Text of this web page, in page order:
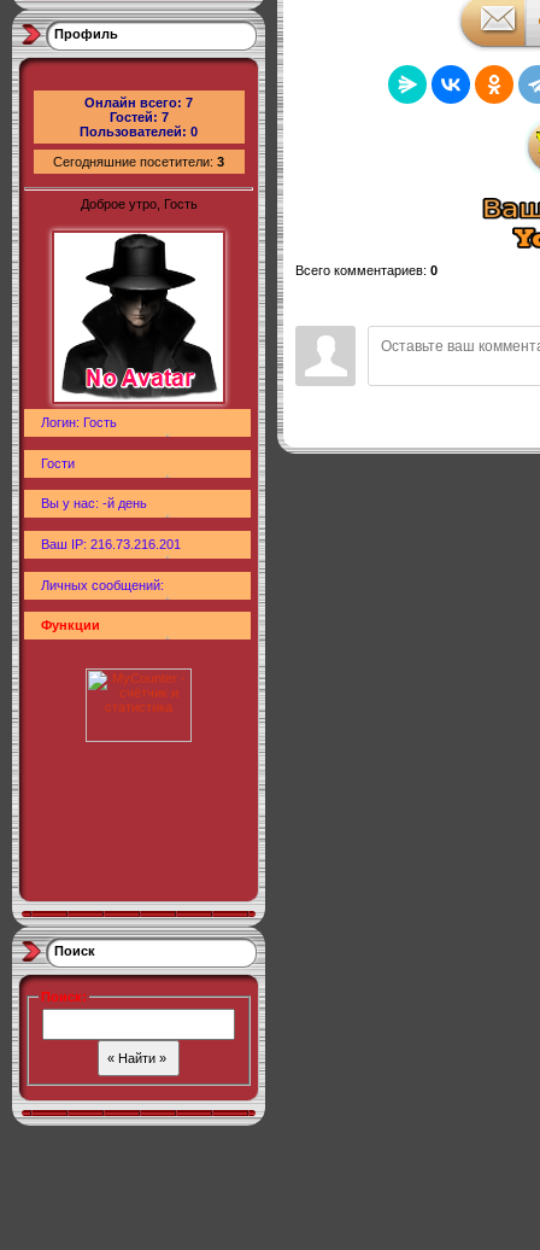
Профиль
Онлайн всего: 7
Гостей: 7
Пользователей: 0
Сегодняшние посетители: 3
Доброе утро, Гость
Логин: Гость
Гости
Вы у нас: -й день
Ваш IP: 216.73.216.201
Личных сообщений:
Функции
Поиск
Поиск:
Всего комментариев: 0